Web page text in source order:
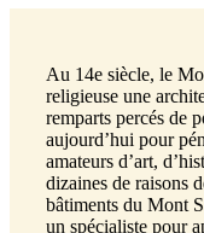
Au 14e siècle, le
religieuse une
remparts percés de
aujourd’hui pour
amateurs d’art,
dizaines de raisons
bâtiments du Mont
un spécialiste pour